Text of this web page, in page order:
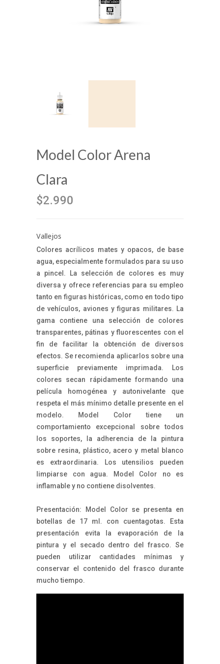
Model Color Arena
Clara
$2.990
Vallejos
Colores acrílicos mates y opacos, de base
agua, especialmente formulados para su uso
a pincel. La selección de colores es muy
diversa y ofrece referencias para su empleo
tanto en figuras históricas, como en todo tipo
de vehículos, aviones y figuras militares. La
gama contiene una selección de colores
transparentes, pátinas y fluorescentes con el
fin de facilitar la obtención de diversos
efectos. Se recomienda aplicarlos sobre una
superficie previamente imprimada. Los
colores secan rápidamente formando una
película homogénea y autonivelante que
respeta el más mínimo detalle presente en el
modelo. Model Color tiene un
comportamiento excepcional sobre todos
los soportes, la adherencia de la pintura
sobre resina, plástico, acero y metal blanco
es extraordinaria. Los utensilios pueden
limpiarse con agua. Model Color no es
inflamable y no contiene disolventes.
Presentación: Model Color se presenta en
botellas de 17 ml. con cuentagotas. Esta
presentación evita la evaporación de la
pintura y el secado dentro del frasco. Se
pueden utilizar cantidades mínimas y
conservar el contenido del frasco durante
mucho tiempo.